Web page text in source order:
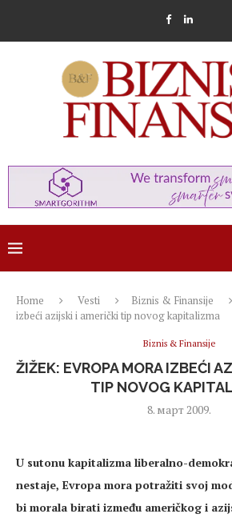
Home Vesti Biznis & Finansije
izbeći azijski i američki tip novog kapitalizma
Biznis & Finansije
ŽIŽEK: EVROPA MORA IZBEĆI
TIP NOVOG
8. март 2009.
U sutonu kapitalizma liberalno-
nestaje, Evropa mora potražiti svoj
bi morala birati između američkog i